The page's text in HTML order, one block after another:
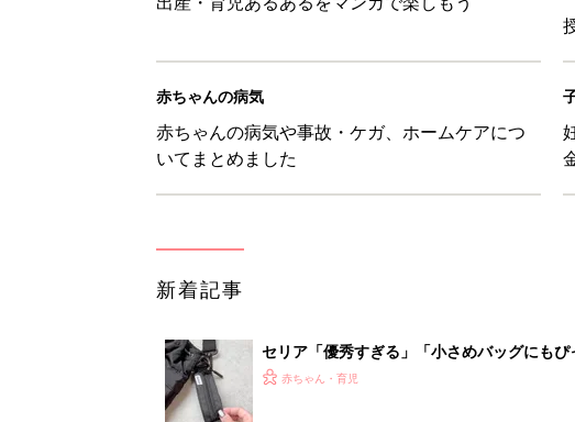
赤ちゃん・育児
見守る目線を写真に！ママのための撮影レ
赤ちゃん・育児
『今、戦車待ち』に爆笑！ママたちのおも